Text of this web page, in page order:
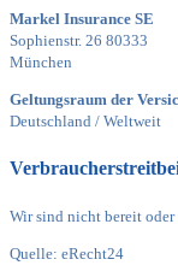
Markel Insurance SE
Sophienstr. 26 80333
München
Geltungsraum der
Deutschland / Weltweit
Wir sind nicht bereit
Quelle: eRecht24